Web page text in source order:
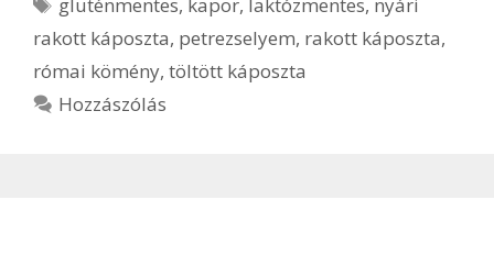
gluténmentes, kapor, laktózmentes, nyári
rakott káposzta, petrezselyem, rakott káposzta,
római kömény, töltött káposzta
Hozzászólás